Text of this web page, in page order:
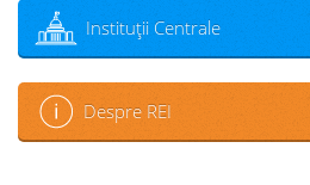
Instituţii Centrale
Despre REI